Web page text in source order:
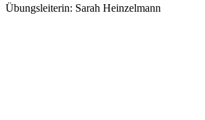
Übungsleiterin: Sarah Heinzelmann